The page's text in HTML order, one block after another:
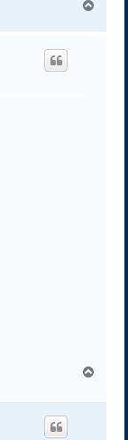
g
g